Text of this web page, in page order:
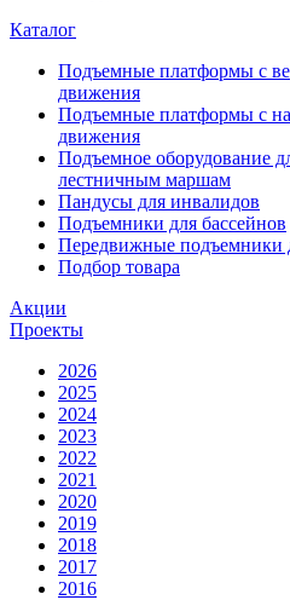
Каталог
Подъемные платформы с
движения
Подъемные платформы с
движения
Подъемное оборудование
лестничным маршам
Пандусы для инвалидов
Подъемники для бассейнов
Передвижные подъемники
Подбор товара
Акции
Проекты
2026
2025
2024
2023
2022
2021
2020
2019
2018
2017
2016